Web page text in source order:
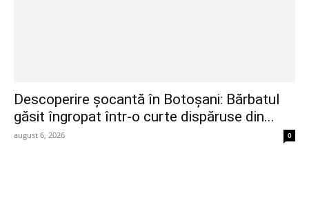
Descoperire șocantă în Botoșani: Bărbatul
găsit îngropat într-o curte dispăruse din...
august 6, 2026 0